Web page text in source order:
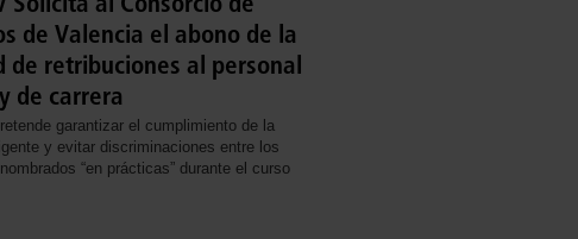
de Valencia el abono de la
de retribuciones al personal
de carrera
garantizar el cumplimiento de la
y evitar discriminaciones entre los
“en prácticas” durante el curso